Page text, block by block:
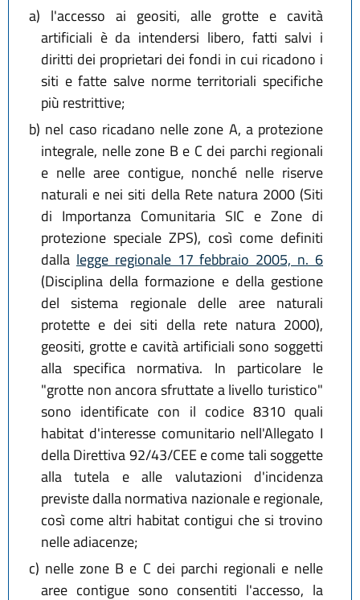
a) l'accesso ai geositi, alle grotte e cavità
artificiali è da intendersi libero, fatti salvi i
diritti dei proprietari dei fondi in cui ricadono i
siti e fatte salve norme territoriali specifiche
più restrittive;
b) nel caso ricadano nelle zone A, a protezione
integrale, nelle zone B e C dei parchi regionali
e nelle aree contigue, nonché nelle riserve
naturali e nei siti della Rete natura 2000 (Siti
di Importanza Comunitaria SIC e Zone di
protezione speciale ZPS), così come definiti
dalla legge regionale 17 febbraio 2005, n. 6
(Disciplina della formazione e della gestione
del sistema regionale delle aree naturali
protette e dei siti della rete natura 2000),
geositi, grotte e cavità artificiali sono soggetti
alla specifica normativa. In particolare le
"grotte non ancora sfruttate a livello turistico"
sono identificate con il codice 8310 quali
habitat d'interesse comunitario nell'Allegato I
della Direttiva 92/43/CEE e come tali soggette
alla tutela e alle valutazioni d'incidenza
previste dalla normativa nazionale e regionale,
così come altri habitat contigui che si trovino
nelle adiacenze;
c) nelle zone B e C dei parchi regionali e nelle
aree contigue sono consentiti l'accesso, la